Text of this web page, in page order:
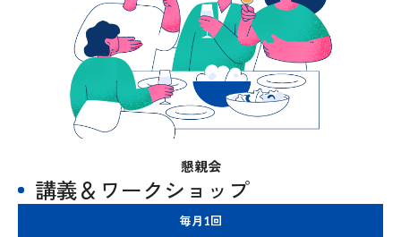
懇親会
講義＆ワークショップ
毎月1回